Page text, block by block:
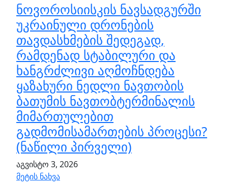
ნოვოროსიისკის ნავსადგურში
უკრაინული დრონების
თავდასხმების შედეგად,
რამდენად სტაბილური და
ხანგრძლივი აღმოჩნდება
ყაზახური ნედლი ნავთობის
ბათუმის ნავთობტერმინალის
მიმართულებით
გადმომისამართების პროცესი?
(ნაწილი პირველი)
აგვისტო 3, 2026
მეტის ნახვა